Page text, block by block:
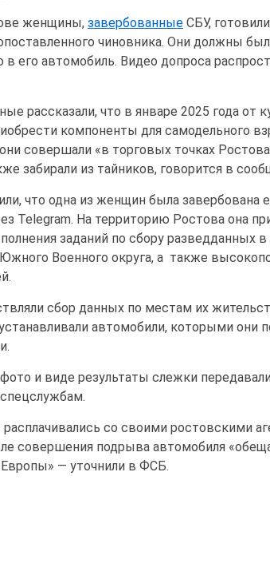
женщины, завербованные СБУ,
чиновника. Они должны
его автомобиль. Видео допроса
рассказали, что в январе 2025 года от
компоненты для самодельного
совершали «в торговых точках
забирали из тайников, говорится в
что одна из женщин была завербована
Telegram. На территорию Ростова она
заданий по сбору разведданных
Военного округа, а также
сбор данных по местам их
автомобили, которыми они
и виде результаты слежки
со своими ростовскими
совершения подрыва автомобиля
— уточнили в ФСБ.